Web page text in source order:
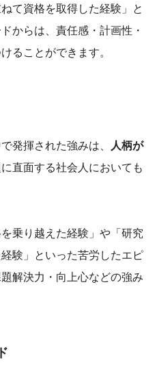
て資格を取得した経験」と
からは、責任感・計画性・
ることができます。
発揮された強みは、
人柄が
直面する社会人においても
乗り越えた経験」や「研究
験」といった苦労したエピ
解決力・向上心などの強み